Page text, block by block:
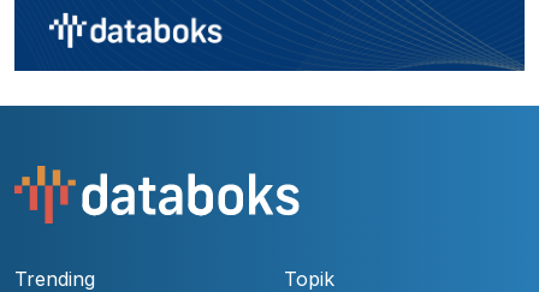
Trending Topik